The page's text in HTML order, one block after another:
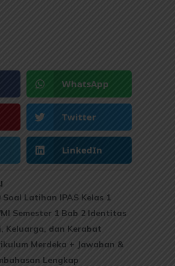
WhatsApp
Twitter
LinkedIn
Soal Latihan IPAS Kelas 1
MI Semester 1 Bab 2 Identitas
Keluarga, dan Kerabat
Merdeka + Jawaban &
Lengkap